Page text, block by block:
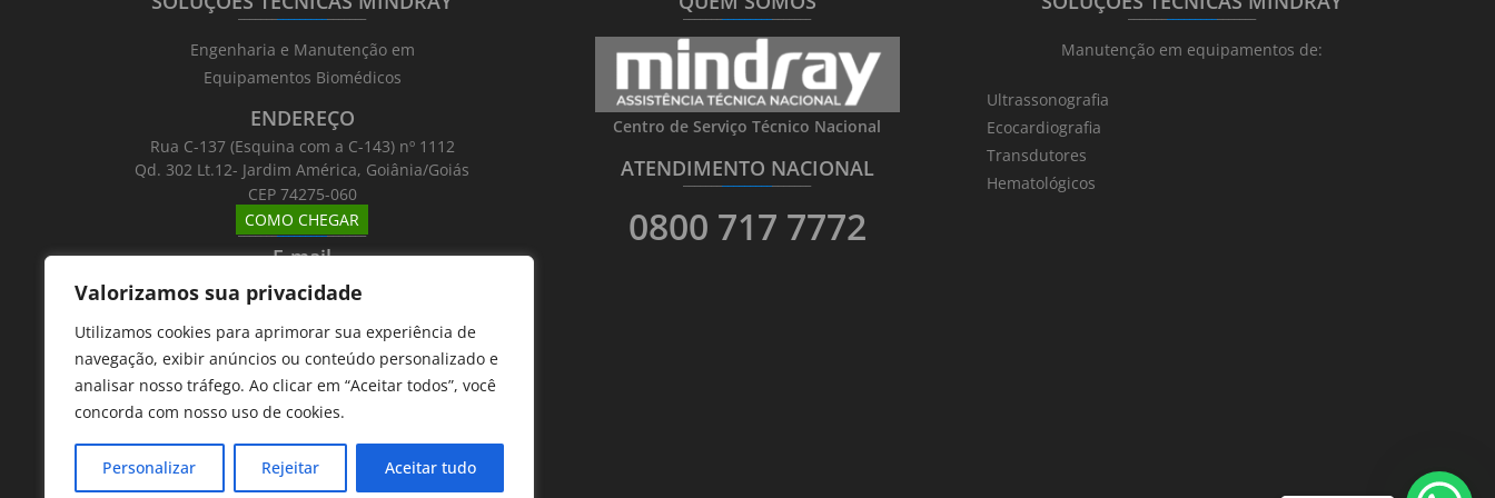
Valorizamos sua privacidade
Utilizamos cookies para aprimorar sua experiência de
navegação, exibir anúncios ou conteúdo personalizado e
analisar nosso tráfego. Ao clicar em “Aceitar todos”, você
concorda com nosso uso de cookies.
Personalizar Rejeitar Aceitar tudo
_______________________
Engenharia e Manutenção em
Equipamentos Biomédicos
ENDEREÇO
Rua C-137 (Esquina com a C-143) nº 1112
Qd. 302 Lt.12- Jardim América, Goiânia/Goiás
CEP 74275-060
COMO CHEGAR
_______________________
E-mail
Email: atntecnologiabrasil@gmail.com
Telefones
_______ ________________
62 9 8610 7777
11 9 7533 5757
_______________________
Centro de Serviço Técnico Nacional
ATENDIMENTO NACIONAL
_______________________
0800 717 7772
_______________________
Manutenção em equipamentos de:
Ultrassonografia
Ecocardiografia
Transdutores
Hematológicos